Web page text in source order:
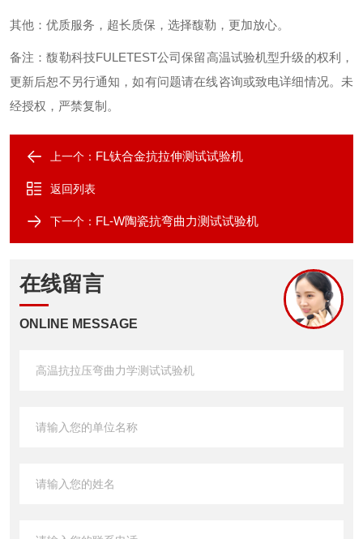
其他 ： 优质服务，超长质保，选择馥勒，更加放心。
备注：馥勒科技FULETEST公司保留高温试验机型升级的权利，
更新后恕不另行通知，如有问题请在线咨询或致电详细情况。未
经授权，严禁复制。
上一个： FL钛合金抗拉伸测试试验机
返回列表
下一个： FL-W陶瓷抗弯曲力测试试验机
在线留言
ONLINE MESSAGE